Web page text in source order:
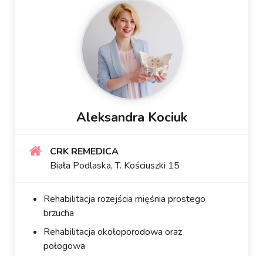
Aleksandra Kociuk
CRK REMEDICA
Biała Podlaska, T. Kościuszki 15
Rehabilitacja rozejścia mięśnia prostego
brzucha
Rehabilitacja okołoporodowa oraz
połogowa